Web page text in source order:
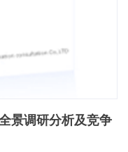
景调研分析及竞争